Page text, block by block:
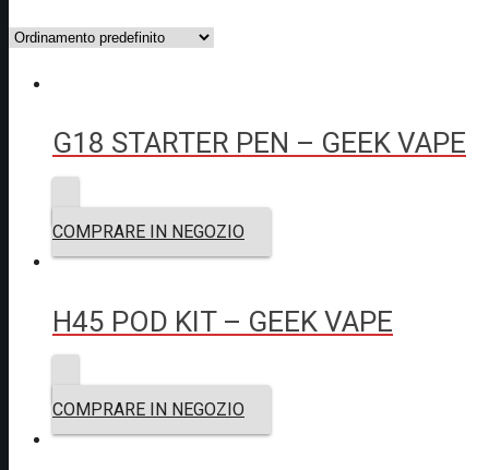
G18 STARTER PEN – GEEK VAPE
COMPRARE IN NEGOZIO
H45 POD KIT – GEEK VAPE
COMPRARE IN NEGOZIO